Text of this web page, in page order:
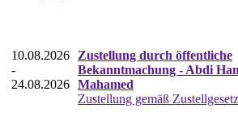
10.08.2026
-
24.08.2026
Zustellung durch öffentliche
Bekanntmachung - Abdi
Mahamed
Zustellung gemäß Zustellgesetz